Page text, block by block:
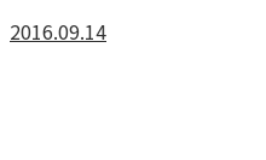
2016.09.14